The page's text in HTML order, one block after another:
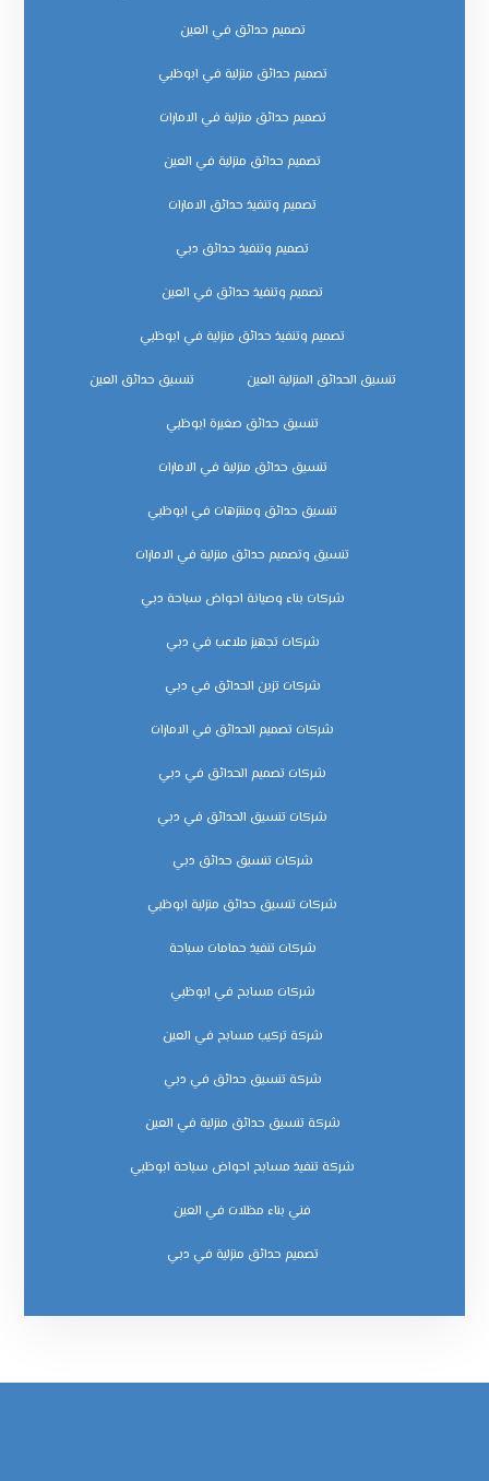
تصميم حدائق في العين
تصميم حدائق منزلية في ابوظبي
تصميم حدائق منزلية في الامارات
تصميم حدائق منزلية في العين
تصميم وتنفيذ حدائق الامارات
تصميم وتنفيذ حدائق دبي
تصميم وتنفيذ حدائق في العين
تصميم وتنفيذ حدائق منزلية في ابوظبي
تنسيق الحدائق المنزلية العين تنسيق حدائق العين
تنسيق حدائق صغيرة ابوظبي
تنسيق حدائق منزلية في الامارات
تنسيق حدائق ومنتزهات في ابوظبي
تنسيق وتصميم حدائق منزلية في الامارات
شركات بناء وصيانة احواض سباحة دبي
شركات تجهيز ملاعب في دبي
شركات تزين الحدائق في دبي
شركات تصميم الحدائق في الامارات
شركات تصميم الحدائق في دبي
شركات تنسيق الحدائق في دبي
شركات تنسيق حدائق دبي
شركات تنسيق حدائق منزلية ابوظبي
شركات تنفيذ حمامات سباحة
شركات مسابح في ابوظبي
شركة تركيب مسابح في العين
شركة تنسيق حدائق في دبي
شركة تنسيق حدائق منزلية في العين
شركة تنفيذ مسابح احواض سباحة ابوظبي
فني بناء مظلات في العين
‏تصميم حدائق منزلية في دبي